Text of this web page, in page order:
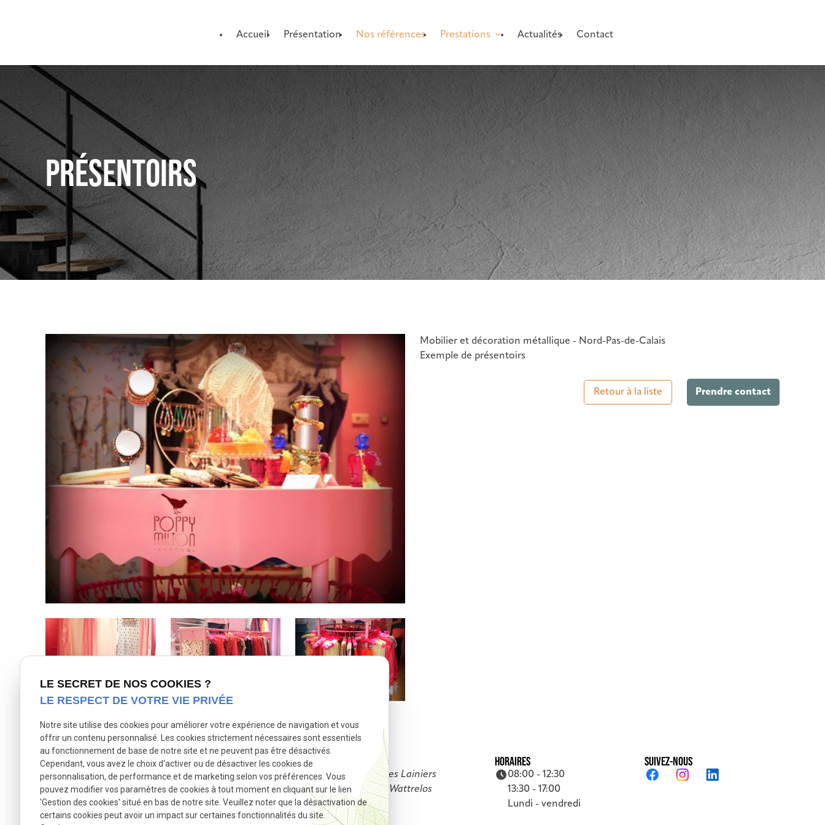
Accueil Présentation Nos références Prestations Actualités Contact
PRÉSENTOIRS
Mobilier et décoration métallique - Nord-Pas-de-Calais
Exemple de présentoirs
Retour à la liste Prendre contact
TÉLÉPHONE
03 20 82 00 65
ADRESSE
8 rue des Lainiers
59150 Wattrelos
HORAIRES
08:00 - 12:30
13:30 - 17:00
Lundi - vendredi
SUIVEZ-NOUS
LE SECRET DE NOS COOKIES ?
LE RESPECT DE VOTRE VIE PRIVÉE
Notre site utilise des cookies pour améliorer votre expérience de navigation et vous
offrir un contenu personnalisé. Les cookies strictement nécessaires sont essentiels
au fonctionnement de base de notre site et ne peuvent pas être désactivés.
Cependant, vous avez le choix d'activer ou de désactiver les cookies de
personnalisation, de performance et de marketing selon vos préférences. Vous
pouvez modifier vos paramètres de cookies à tout moment en cliquant sur le lien
'Gestion des cookies' situé en bas de notre site. Veuillez noter que la désactivation de
certains cookies peut avoir un impact sur certaines fonctionnalités du site.